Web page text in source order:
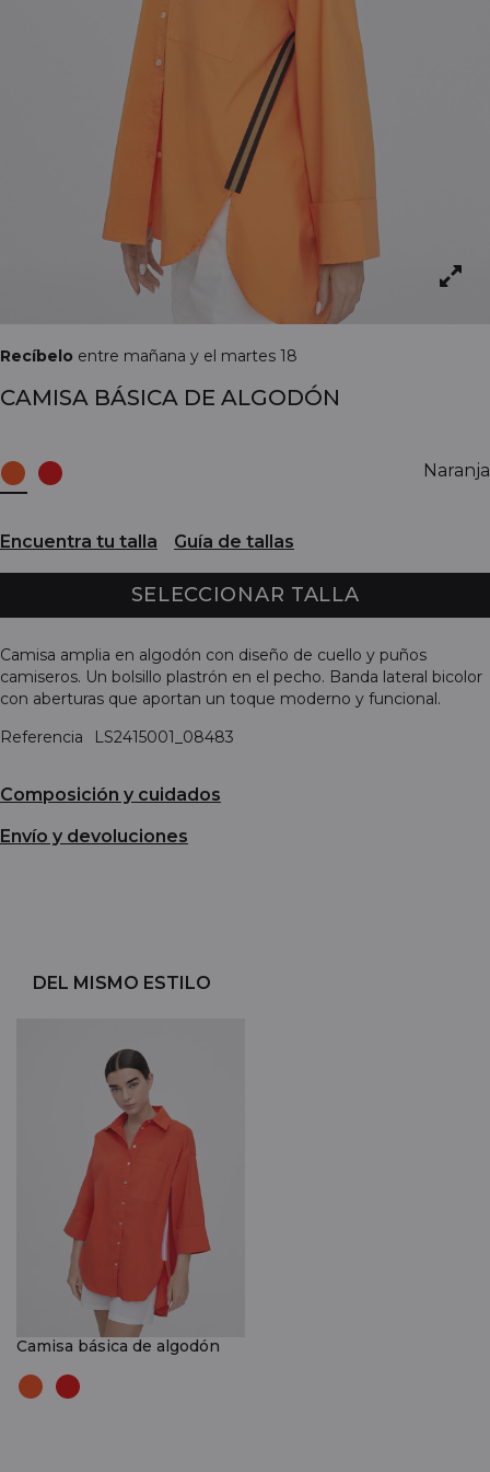
Recíbelo entre mañana y el martes 18
CAMISA BÁSICA DE ALGODÓN
Naranja
Encuentra tu talla Guía de tallas
SELECCIONAR TALLA
Camisa amplia en algodón con diseño de cuello y puños
camiseros. Un bolsillo plastrón en el pecho. Banda lateral bicolor
con aberturas que aportan un toque moderno y funcional.
Referencia
LS2415001_08483
Composición y cuidados
Envío y devoluciones
DEL MISMO ESTILO
Camisa básica de algodón